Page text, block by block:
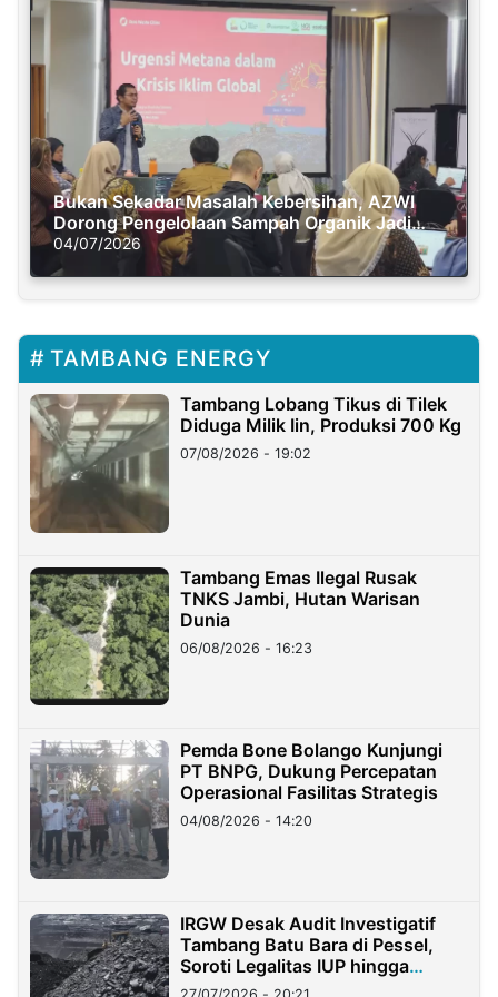
Bukan Sekadar Masalah Kebersihan, AZWI
Dorong Pengelolaan Sampah Organik Jadi
Solusi Krisis Iklim
04/07/2026
TAMBANG ENERGY
Tambang Lobang Tikus di Tilek
Diduga Milik Iin, Produksi 700 Kg
07/08/2026 - 19:02
Tambang Emas Ilegal Rusak
TNKS Jambi, Hutan Warisan
Dunia
06/08/2026 - 16:23
Pemda Bone Bolango Kunjungi
PT BNPG, Dukung Percepatan
Operasional Fasilitas Strategis
04/08/2026 - 14:20
IRGW Desak Audit Investigatif
Tambang Batu Bara di Pessel,
Soroti Legalitas IUP hingga
Stockpile